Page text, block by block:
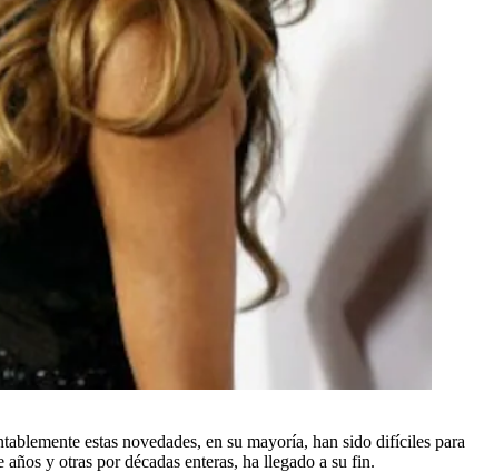
estas novedades, en su mayoría, han sido difíciles para
y otras por décadas enteras, ha llegado a su fin.